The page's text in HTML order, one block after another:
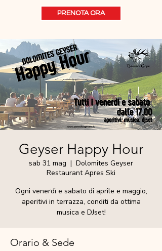
PRENOTA ORA
Geyser Happy Hour
sab 31 mag
  |
Dolomites Geyser
Restaurant Apres Ski
Ogni venerdì e sabato di aprile e maggio,
aperitivi in terrazza, conditi da ottima
musica e DJset!
Orario & Sede